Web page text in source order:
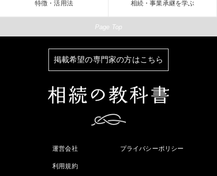
特徴・活用法 相続・事業承継を学ぶ
Page Top
掲載希望の専門家の方はこちら
運営会社 プライバシーポリシー
利用規約